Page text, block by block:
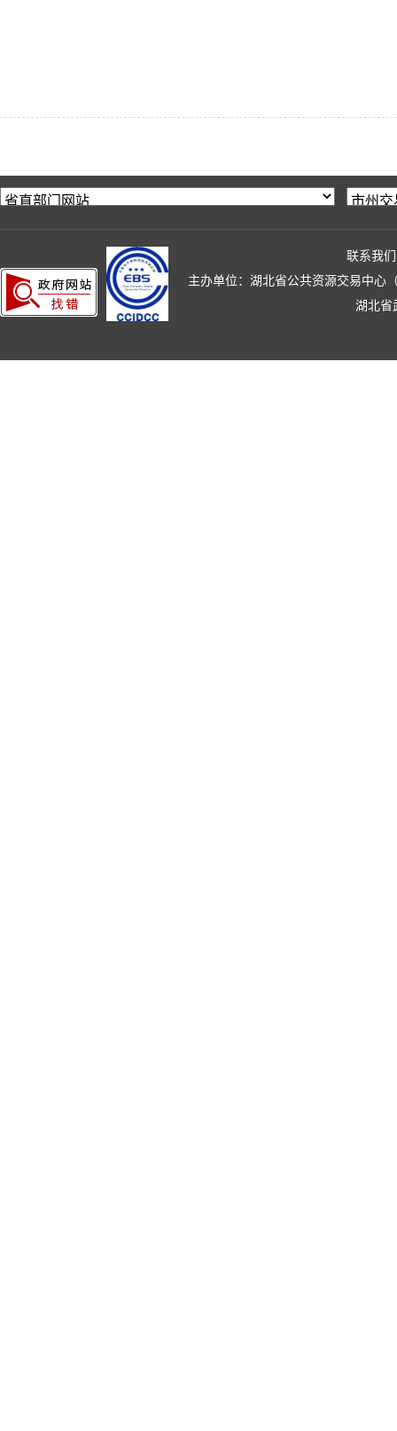
联系我们
主办单位：湖北省公共资源交易中心
湖北省